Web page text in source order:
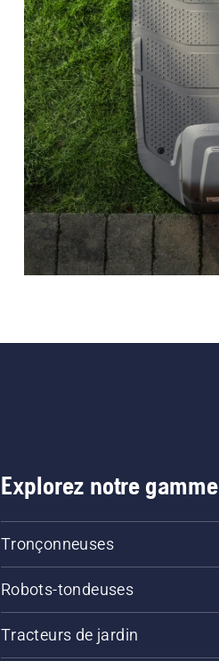
Explorez notre gamme
Tronçonneuses
Robots-tondeuses
Tracteurs de jardin